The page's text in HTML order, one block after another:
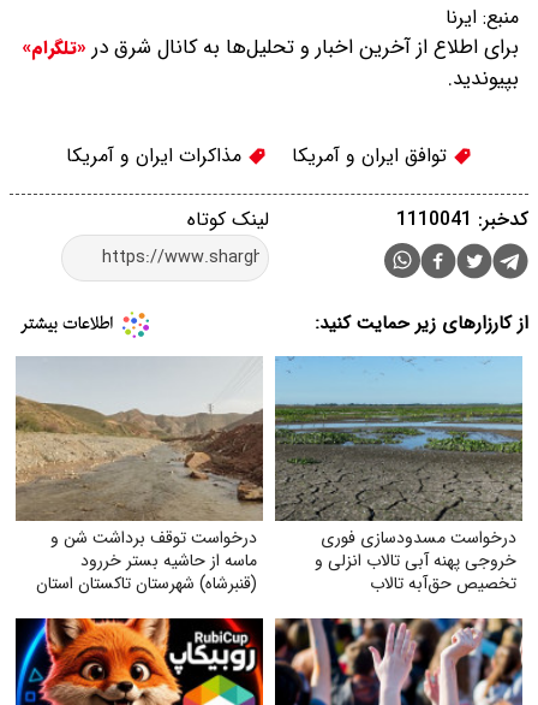
منبع: ایرنا
برای اطلاع از آخرین اخبار و تحلیل‌ها به کانال شرق در «تلگرام»
بپیوندید.
توافق ایران و آمریکا مذاکرات ایران و آمریکا
لینک کوتاه کدخبر: 1110041
از کارزارهای زیر حمایت کنید:
درخواست مسدودسازی فوری
خروجی پهنه آبی تالاب انزلی و
تخصیص حق‌آبه تالاب
درخواست توقف برداشت شن و
ماسه از حاشیه بستر خر‌رود
(قنبرشاه) شهرستان تاکستان استان